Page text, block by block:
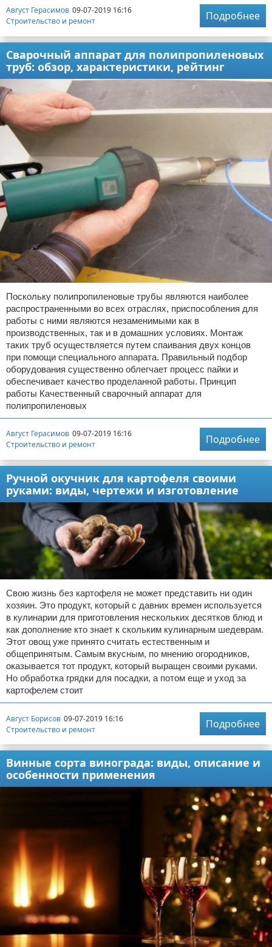
Август Герасимов 09-07-2019 16:16
Строительство и ремонт
Подробнее
Сварочный аппарат для полипропиленовых
труб: обзор, характеристики, рейтинг
Поскольку полипропиленовые трубы являются наиболее
распространенными во всех отраслях, приспособления для
работы с ними являются незаменимыми как в
производственных, так и в домашних условиях. Монтаж
таких труб осуществляется путем спаивания двух концов
при помощи специального аппарата. Правильный подбор
оборудования существенно облегчает процесс пайки и
обеспечивает качество проделанной работы. Принцип
работы Качественный сварочный аппарат для
полипропиленовых
Август Герасимов 09-07-2019 16:16
Строительство и ремонт
Подробнее
Ручной окучник для картофеля своими
руками: виды, чертежи и изготовление
Свою жизнь без картофеля не может представить ни один
хозяин. Это продукт, который с давних времен используется
в кулинарии для приготовления нескольких десятков блюд и
как дополнение кто знает к скольким кулинарным шедеврам.
Этот овощ уже принято считать естественным и
общепринятым. Самым вкусным, по мнению огородников,
оказывается тот продукт, который выращен своими руками.
Но обработка грядки для посадки, а потом еще и уход за
картофелем стоит
Август Борисов 09-07-2019 16:16
Строительство и ремонт
Подробнее
Винные сорта винограда: виды, описание и
особенности применения